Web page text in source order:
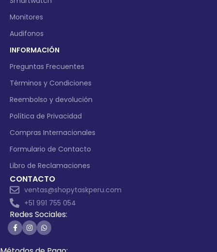
Monitores
Audifonos
INFORMACIÓN
Preguntas Frecuentes
Términos y Condiciones
Reembolso y devolución
Política de Privacidad
Compras Internacionales
Formulario de Contacto
Libro de Reclamaciones
CONTACTO
ventas@shopytaskperu.com
+51 991 755 054
Redes Sociales: